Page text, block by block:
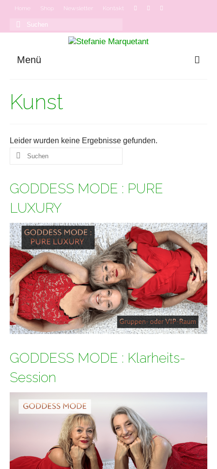
Home Shop Newsletter Kontakt
Suchen
Menü
Onlinekurse
Kunst
Leider wurden keine Ergebnisse gefunden.
Suchen
nach:
GODDESS MODE : PURE
LUXURY
GODDESS MODE : Klarheits-
Session